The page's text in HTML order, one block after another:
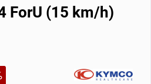
ForU (15 km/h)